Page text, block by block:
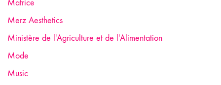
Matrice
Merz Aesthetics
Ministère de l'Agriculture et de l'Alimentation
Mode
Music